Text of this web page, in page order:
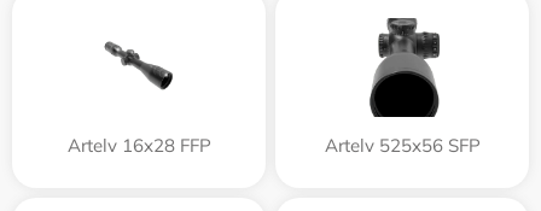
Artelv 16x28 FFP Artelv 525x56 SFP